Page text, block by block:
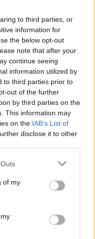
to third parties, or
information for
the below opt-out
note that after your
continue seeing
information utilized by
to third parties prior to
out of the further
by third parties on the
This information may
on the IAB’s List of
disclose it to other
of my
στην λιανική πώληση
φωτογραφία.